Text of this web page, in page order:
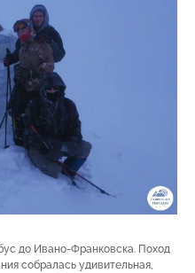
до Ивано-Франковска. Поход
собралась удивительная,